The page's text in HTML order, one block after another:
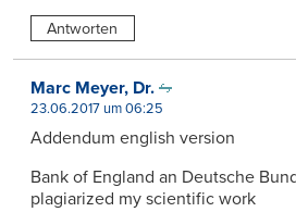
Antworten
Marc Meyer, Dr.
23.06.2017 um 06:25
Addendum english version
Bank of England an Deutsche
plagiarized my scientific work